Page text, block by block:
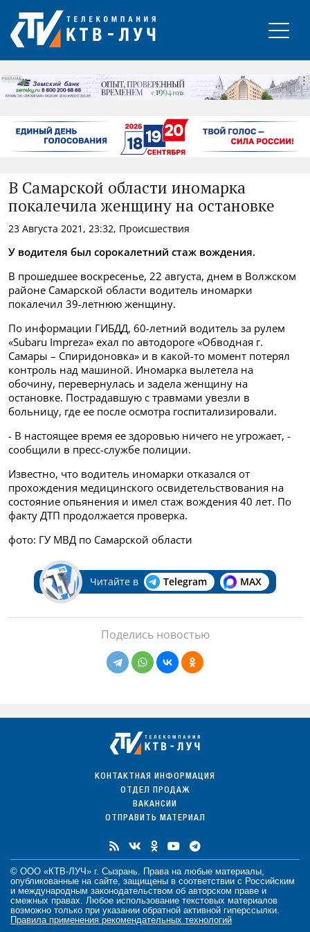
РЕКЛАМА
В Самарской области иномарка
покалечила женщину на остановке
23 Августа 2021, 23:32, Происшествия
У водителя был сорокалетний стаж вождения.
В прошедшее воскресенье, 22 августа, днем в Волжском
районе Самарской области водитель иномарки
покалечил 39-летнюю женщину.
По информации ГИБДД, 60-летний водитель за рулем
«Subaru Impreza» ехал по автодороге «Обводная г.
Самары – Спиридоновка» и в какой-то момент потерял
контроль над машиной. Иномарка вылетела на
обочину, перевернулась и задела женщину на
остановке. Пострадавшую с травмами увезли в
больницу, где ее после осмотра госпитализировали.
- В настоящее время ее здоровью ничего не угрожает, -
сообщили в пресс-службе полиции.
Известно, что водитель иномарки отказался от
прохождения медицинского освидетельствования на
состояние опьянения и имел стаж вождения 40 лет. По
факту ДТП продолжается проверка.
фото: ГУ МВД по Самарской области
Читайте в Telegram MAX
Поделись новостью
КОНТАКТНАЯ ИНФОРМАЦИЯ
ОТДЕЛ ПРОДАЖ
ВАКАНСИИ
ОТПРАВИТЬ МАТЕРИАЛ
© ООО «КТВ-ЛУЧ» г. Сызрань. Права на любые материалы
опубликованные на сайте, защищены в соответствии с Российским
и международным законодательством об авторском праве и
смежных правах. Любое использование текстовых материалов
возможно только при указании обратной активной гиперссылки.
Правила применения рекомендательных технологий